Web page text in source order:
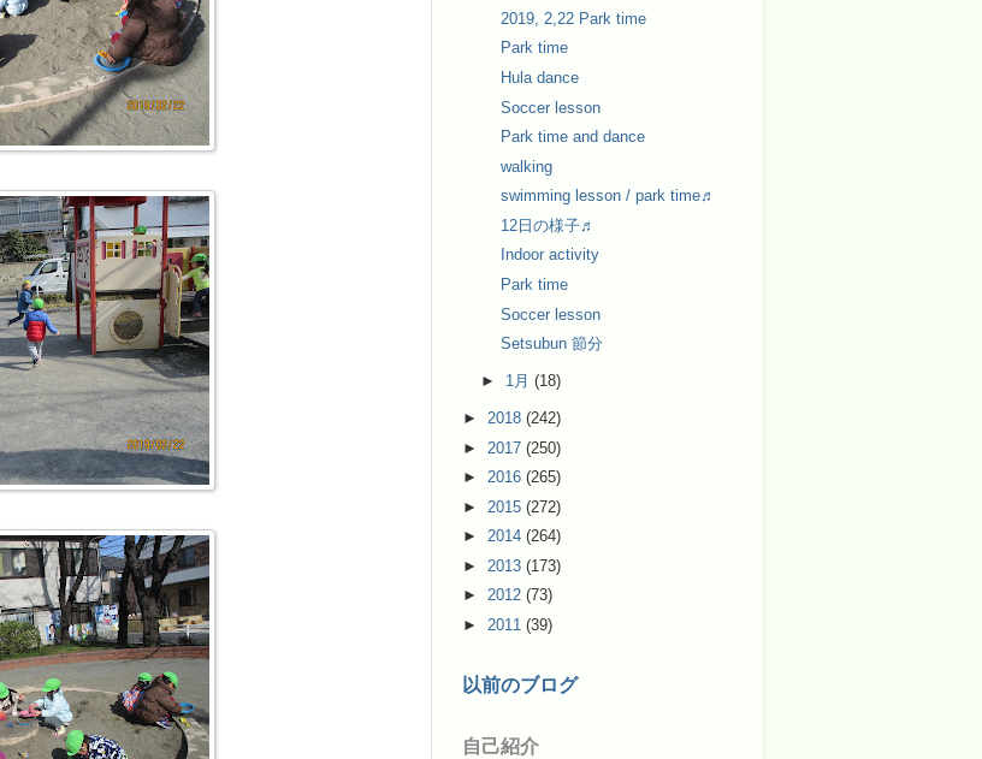
2019, 2,22 Park time
Park time
Hula dance
Soccer lesson
Park time and dance
walking
swimming lesson / park time♬
12日の様子♬
Indoor activity
Park time
Soccer lesson
Setsubun 節分
► 1月(18)
► 2018 (242)
► 2017 (250)
► 2016 (265)
► 2015 (272)
► 2014 (264)
► 2013 (173)
► 2012 (73)
► 2011 (39)
以前のブログ
自己紹介